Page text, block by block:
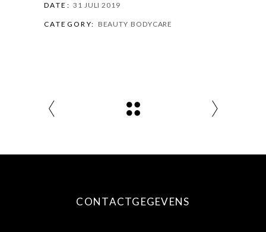
DATE: 31 JULI 2019
CATEGORY: BEAUTY BODYCARE
CONTACTGEGEVENS